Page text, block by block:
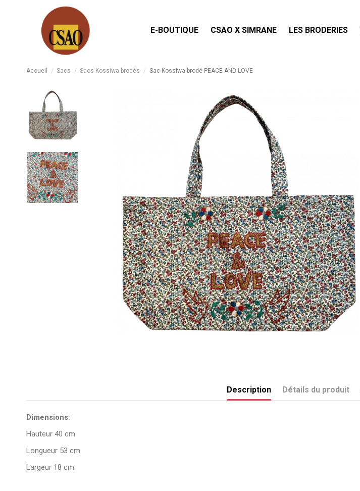
E-BOUTIQUE CSAO X SIMRANE LES BRODERIES
Accueil Sacs Sacs Kossiwa brodés Sac Kossiwa brodé PEACE AND LOVE
Description Détails du produit
Dimensions:
Hauteur 40 cm
Longueur 53 cm
Largeur 18 cm